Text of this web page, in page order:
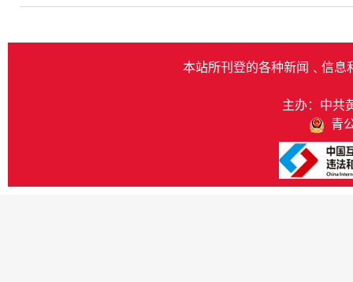
本站所刊登的各种新闻﹑信息
主办：中共
青